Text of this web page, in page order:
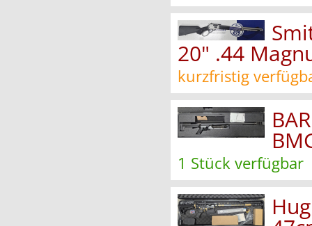
20" .44
kurzfristig
1 Stück verfügbar